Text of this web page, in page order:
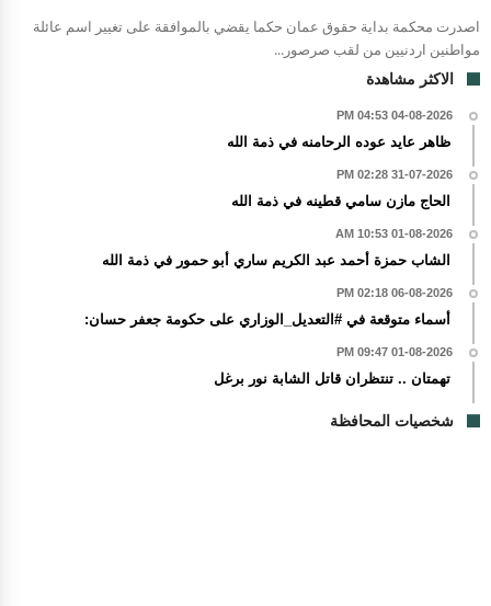
اصدرت محكمة بداية حقوق عمان حكما يقضي بالموافقة على تغيير اسم عائلة
مواطنين اردنيين من لقب صرصور...
الاكثر مشاهدة
04-08-2026 04:53 PM
ظاهر عايد عوده الرحامنه في ذمة الله
31-07-2026 02:28 PM
الحاج مازن سامي قطينه في ذمة الله
01-08-2026 10:53 AM
الشاب حمزة أحمد عبد الكريم ساري أبو حمور في ذمة الله
06-08-2026 02:18 PM
أسماء متوقعة في #التعديل_الوزاري على حكومة جعفر حسان:
01-08-2026 09:47 PM
تهمتان .. تنتظران قاتل الشابة نور برغل
شخصيات المحافظة